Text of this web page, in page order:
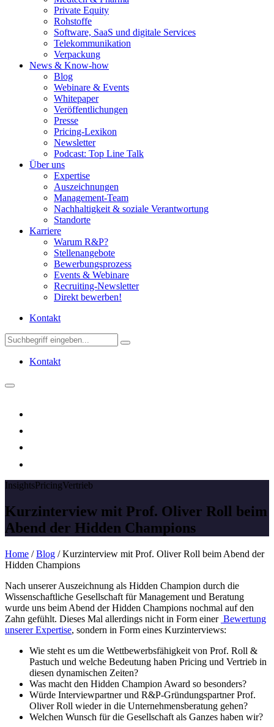
Private Equity
Rohstoffe
Software, SaaS und digitale Services
Telekommunikation
Verpackung
News & Know-how
Blog
Webinare & Events
Whitepaper
Veröffentlichungen
Presse
Pricing-Lexikon
Newsletter
Podcast: Top Line Talk
Über uns
Expertise
Auszeichnungen
Management-Team
Nachhaltigkeit & soziale Verantwortung
Standorte
Karriere
Warum R&P?
Stellenangebote
Bewerbungsprozess
Events & Webinare
Recruiting-Newsletter
Direkt bewerben!
Kontakt
Kontakt
InsightsPricingVertrieb
Kurzinterview mit Prof. Oliver Roll beim
Abend der Hidden Champions
Home /Blog /Kurzinterview mit Prof. Oliver Roll beim Abend der
Hidden Champions
Nach unserer Auszeichnung als Hidden Champion durch die
Wissenschaftliche Gesellschaft für Management und Beratung
wurde uns beim Abend der Hidden Champions nochmal auf den
Zahn gefühlt. Dieses Mal allerdings nicht in Form einer Bewertung
unserer Expertise, sondern in Form eines Kurzinterviews:
Wie steht es um die Wettbewerbsfähigkeit von Prof. Roll &
Pastuch und welche Bedeutung haben Pricing und Vertrieb in
diesen dynamischen Zeiten?
Was macht den Hidden Champion Award so besonders?
Würde Interviewpartner und R&P-Gründungspartner Prof.
Oliver Roll wieder in die Unternehmensberatung gehen?
Welchen Wunsch für die Gesellschaft als Ganzes haben wir?